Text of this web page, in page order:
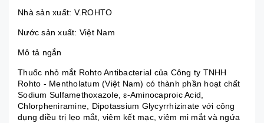
Nhà sản xuất: V.ROHTO
Nước sản xuất: Việt Nam
Mô tả ngắn
Thuốc nhỏ mắt Rohto Antibacterial của Công ty TNHH
Rohto - Mentholatum (Việt Nam) có thành phần hoạt chất
Sodium Sulfamethoxazole, ε-Aminocaproic Acid,
Chlorpheniramine, Dipotassium Glycyrrhizinate với công
dụng điều trị lẹo mắt, viêm kết mạc, viêm mi mắt và ngứa